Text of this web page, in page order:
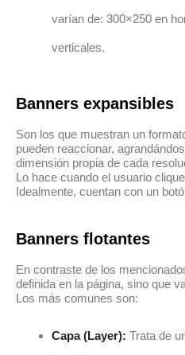
varían de: 300×250 en
verticales.
Banners expansibles
Son los que muestran un
pueden reaccionar,
dimensión propia de cada
Lo hace cuando el usuario
Idealmente, cuentan con un
Banners flotantes
En contraste de los
definida en la página, sino que
Los más comunes son:
Capa (Layer): Trata de